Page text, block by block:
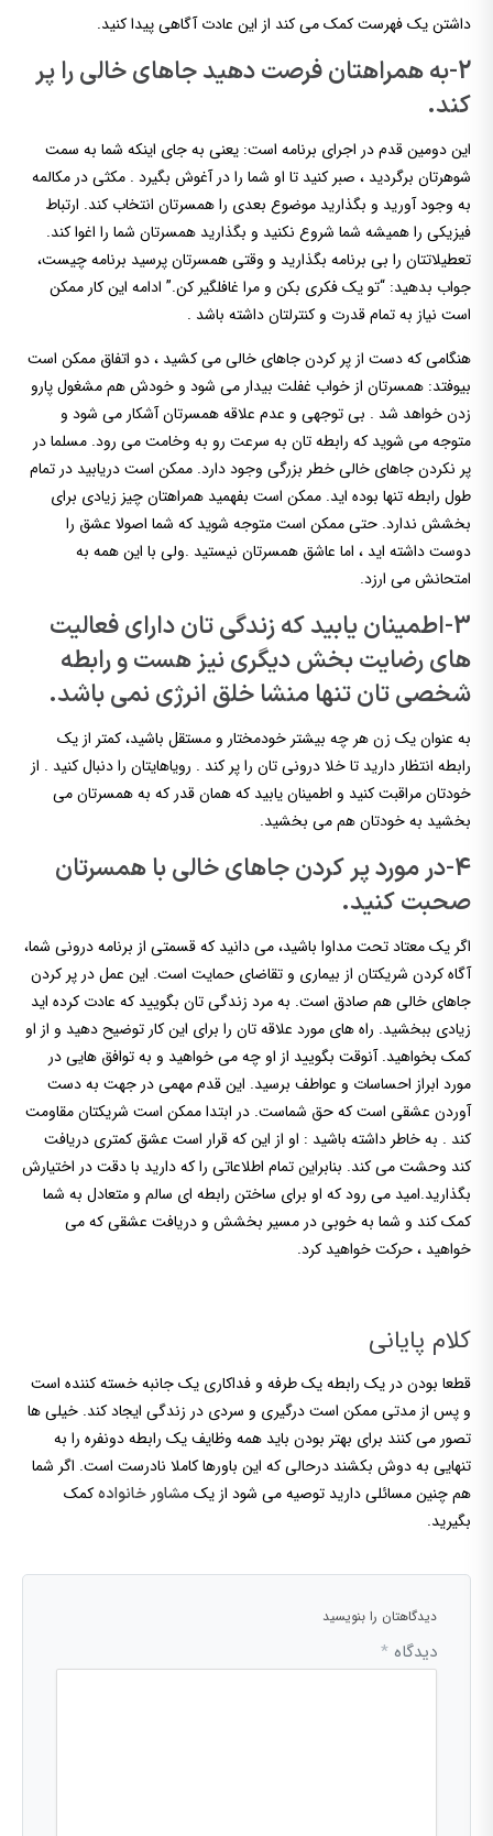
داشتن یک فهرست کمک می کند از این عادت آگاهی پیدا کنید.
2-به همراهتان فرصت دهید جاهای خالی را پر
کند.
این دومین قدم در اجرای برنامه است: یعنی به جای اینکه شما به سمت
شوهرتان برگردید ، صبر کنید تا او شما را در آغوش بگیرد . مکثی در مکالمه
به وجود آورید و بگذارید موضوع بعدی را همسرتان انتخاب کند. ارتباط
فیزیکی را همیشه شما شروع نکنید و بگذارید همسرتان شما را اغوا کند.
تعطیلاتتان را بی برنامه بگذارید و وقتی همسرتان پرسید برنامه چیست،
جواب بدهید: “تو یک فکری بکن و مرا غافلگیر کن.” ادامه این کار ممکن
است نیاز به تمام قدرت و کنترلتان داشته باشد .
هنگامی که دست از پر کردن جاهای خالی می کشید ، دو اتفاق ممکن است
بیوفتد: همسرتان از خواب غفلت بیدار می شود و خودش هم مشغول پارو
زدن خواهد شد . بی توجهی و عدم علاقه همسرتان آشکار می شود و
متوجه می شوید که رابطه تان به سرعت رو به وخامت می رود. مسلما در
پر نکردن جاهای خالی خطر بزرگی وجود دارد. ممکن است دریابید در تمام
طول رابطه تنها بوده اید. ممکن است بفهمید همراهتان چیز زیادی برای
بخشش ندارد. حتی ممکن است متوجه شوید که شما اصولا عشق را
دوست داشته اید ، اما عاشق همسرتان نیستید .ولی با این همه به
امتحانش می ارزد.
3-اطمینان یابید که زندگی تان دارای فعالیت
های رضایت بخش دیگری نیز هست و رابطه
شخصی تان تنها منشا خلق انرژی نمی باشد.
به عنوان یک زن هر چه بیشتر خودمختار و مستقل باشید، کمتر از یک
رابطه انتظار دارید تا خلا درونی تان را پر کند . رویاهایتان را دنبال کنید . از
خودتان مراقبت کنید و اطمینان یابید که همان قدر که به همسرتان می
بخشید به خودتان هم می بخشید.
4-در مورد پر کردن جاهای خالی با همسرتان
صحبت کنید.
اگر یک معتاد تحت مداوا باشید، می دانید که قسمتی از برنامه درونی شما،
آگاه کردن شریکتان از بیماری و تقاضای حمایت است. این عمل در پر کردن
جاهای خالی هم صادق است. به مرد زندگی تان بگویید که عادت کرده اید
زیادی ببخشید. راه های مورد علاقه تان را برای این کار توضیح دهید و از او
کمک بخواهید. آنوقت بگویید از او چه می خواهید و به توافق هایی در
مورد ابراز احساسات و عواطف برسید. این قدم مهمی در جهت به دست
آوردن عشقی است که حق شماست. در ابتدا ممکن است شریکتان مقاومت
کند . به خاطر داشته باشید : او از این که قرار است عشق کمتری دریافت
کند وحشت می کند. بنابراین تمام اطلاعاتی را که دارید با دقت در اختیارش
بگذارید.امید می رود که او برای ساختن رابطه ای سالم و متعادل به شما
کمک کند و شما به خوبی در مسیر بخشش و دریافت عشقی که می
خواهید ، حرکت خواهید کرد.
کلام پایانی
قطعا بودن در یک رابطه یک طرفه و فداکاری یک جانبه خسته کننده است
و پس از مدتی ممکن است درگیری و سردی در زندگی ایجاد کند. خیلی ها
تصور می کنند برای بهتر بودن باید همه وظایف یک رابطه دونفره را به
تنهایی به دوش بکشند درحالی که این باورها کاملا نادرست است. اگر شما
هم چنین مسائلی دارید توصیه می شود از یک مشاور خانوادهکمک
بگیرید.
دیدگاهتان را بنویسید
دیدگاه *